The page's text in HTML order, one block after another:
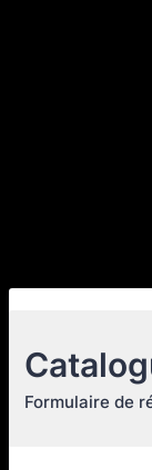
Formulaire de